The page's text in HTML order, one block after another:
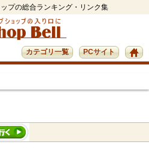
プの総合ランキング・リンク集
PCサイト
カテゴリ一覧